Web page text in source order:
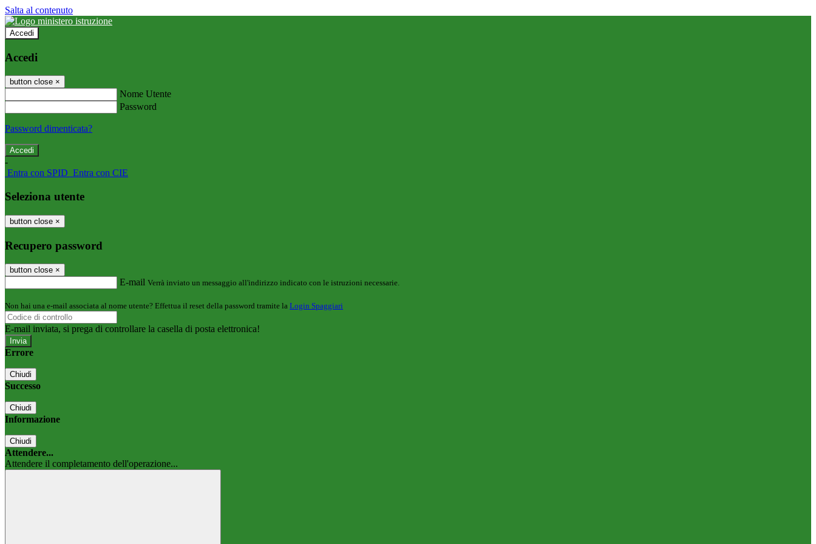
Salta al contenuto
Accedi
Accedi
button close ×
Nome Utente
Password
Password dimenticata?
-
Entra con SPID Entra con CIE
Seleziona utente
button close ×
Recupero password
button close ×
E-mail Verrà inviato un messaggio all'indirizzo indicato con le istruzioni necessarie.
Non hai una e-mail associata al nome utente? Effettua il reset della password tramite la Login Spaggiari
E-mail inviata, si prega di controllare la casella di posta elettronica!
Errore
Chiudi
Successo
Chiudi
Informazione
Chiudi
Attendere...
Attendere il completamento dell'operazione...